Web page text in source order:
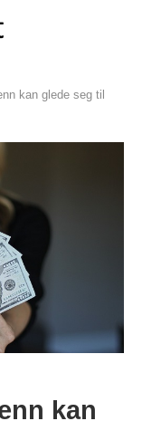
kan glede seg til
kan